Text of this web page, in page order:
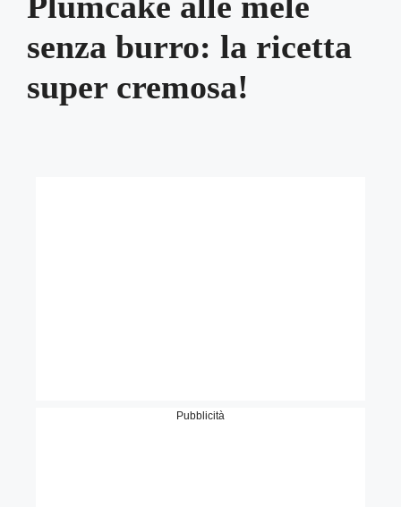
senza burro: la ricetta
super cremosa!
Pubblicità